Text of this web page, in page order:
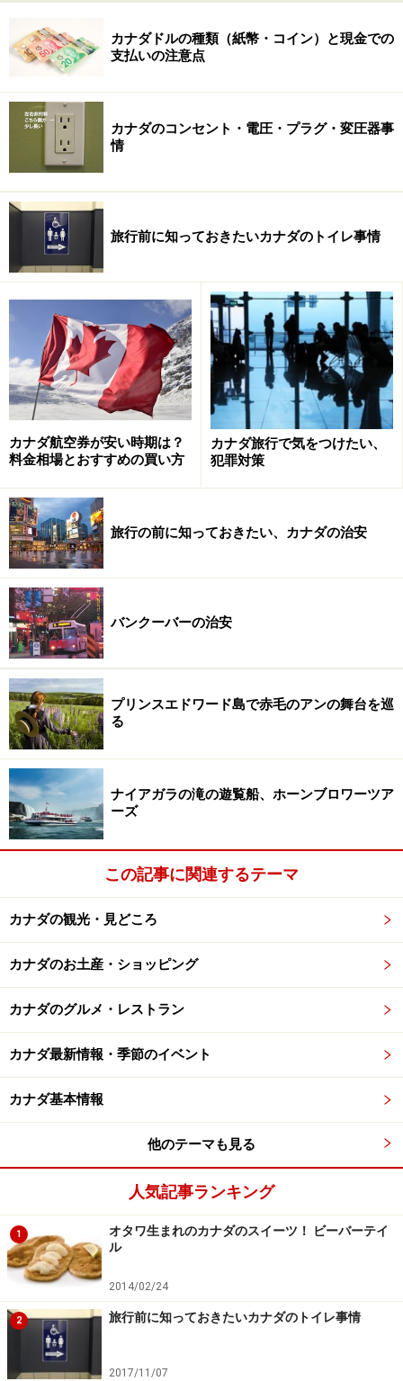
アー
一生に一度はオーロラを見たいと思われている方、多い
のではないでしょうか。高確率でオーロラを見ることが
できるイエローナイフに足を運んでみませんか。夜のオ
ーロラ観賞はもちろん、昼の犬ぞりやアイスフィッシン
グも人気です。今回は朝から晩までイエローナイフ楽し
みつくす、おすすめのアクティビティをご紹介します。
■イエローナイフといったらやっぱりオーロラ鑑賞
その日の条件によって色や形が変化します
イエローナイフはカナダ国内のみならず、世界的にも知
られた高確率でオーロラ観測できる観測地です。その理
由はイエローナイフが北緯62度に位置し、ちょうどオー
ロラベルトの真下に位置する事、晴天率が高い事、そし
て周りに人工的な光が少なく、遮るものがない広大な土
地である事があげられます。一度でも同じ形、色をした
オーロラに出会うことはありません。一生に一度、その
目で自然が作り出す光の神秘を見に行きませんか。ツア
ーに参加すればその日のベストポイントへガイドがご案
内します。
ホテル宿泊＜イエローナイフ発/3～5日間＞(大人
567ドル～)
オーロラ鑑賞 しっかり5時間ツアー＜11～5月/午後
＞(大人 105ドル～)
Aurora village Aurora Viewing Tours(大人 126ドル～)
犬たちのたくましい走りには圧巻
元々犬ぞりとはマッシャーと呼ばれる操縦者が複数の犬
にそりをひかせ、人や物資を運ぶ為の運搬手段でした。
現在でも一部のエリアでは犬ぞりが人々の生活を助けて
います。現在は実用的な目的よりも、主にレース競技と
して犬ぞりが行われています。冬の白い森や平野、凍っ
た湖を元気な犬たちに引かれて進んでいくのは、ほかで
は味わえない体験です。さらにレクチャーを受ければ、
カナダドルの種類（紙幣・コイン）と現金での
支払いの注意点
カナダのコンセント・電圧・プラグ・変圧器事
情
旅行前に知っておきたいカナダのトイレ事情
カナダ航空券が安い時期は？
料金相場とおすすめの買い方
カナダ旅行で気をつけたい、
犯罪対策
旅行の前に知っておきたい、カナダの治安
バンクーバーの治安
プリンスエドワード島で赤毛のアンの舞台を巡
る
ナイアガラの滝の遊覧船、ホーンブロワーツア
ーズ
この記事に関連するテーマ
カナダの観光・見どころ
カナダのお土産・ショッピング
カナダのグルメ・レストラン
カナダ最新情報・季節のイベント
カナダ基本情報
他のテーマも見る
人気記事ランキング
1
オタワ生まれのカナダのスイーツ！ ビーバーテイ
ル
2014/02/24
2 旅行前に知っておきたいカナダのトイレ事情
2017/11/07